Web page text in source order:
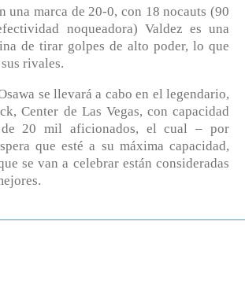
una marca de 20-0, con 18 nocauts (90
noqueadora) Valdez es una
de tirar golpes de alto poder, lo que
rivales.
se llevará a cabo en el legendario,
Center de Las Vegas, con capacidad
de 20 mil aficionados, el cual – por
que esté a su máxima capacidad,
se van a celebrar están consideradas